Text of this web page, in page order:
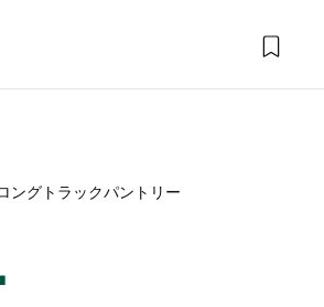
ロングトラックパントリー